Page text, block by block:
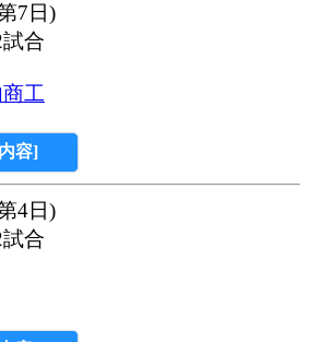
7日)
合
工
容]
4日)
合